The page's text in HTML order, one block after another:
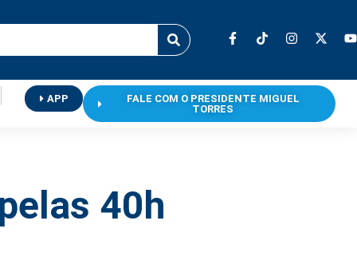
APP
FALE COM O PRESIDENTE MIGUEL
TORRES
40h